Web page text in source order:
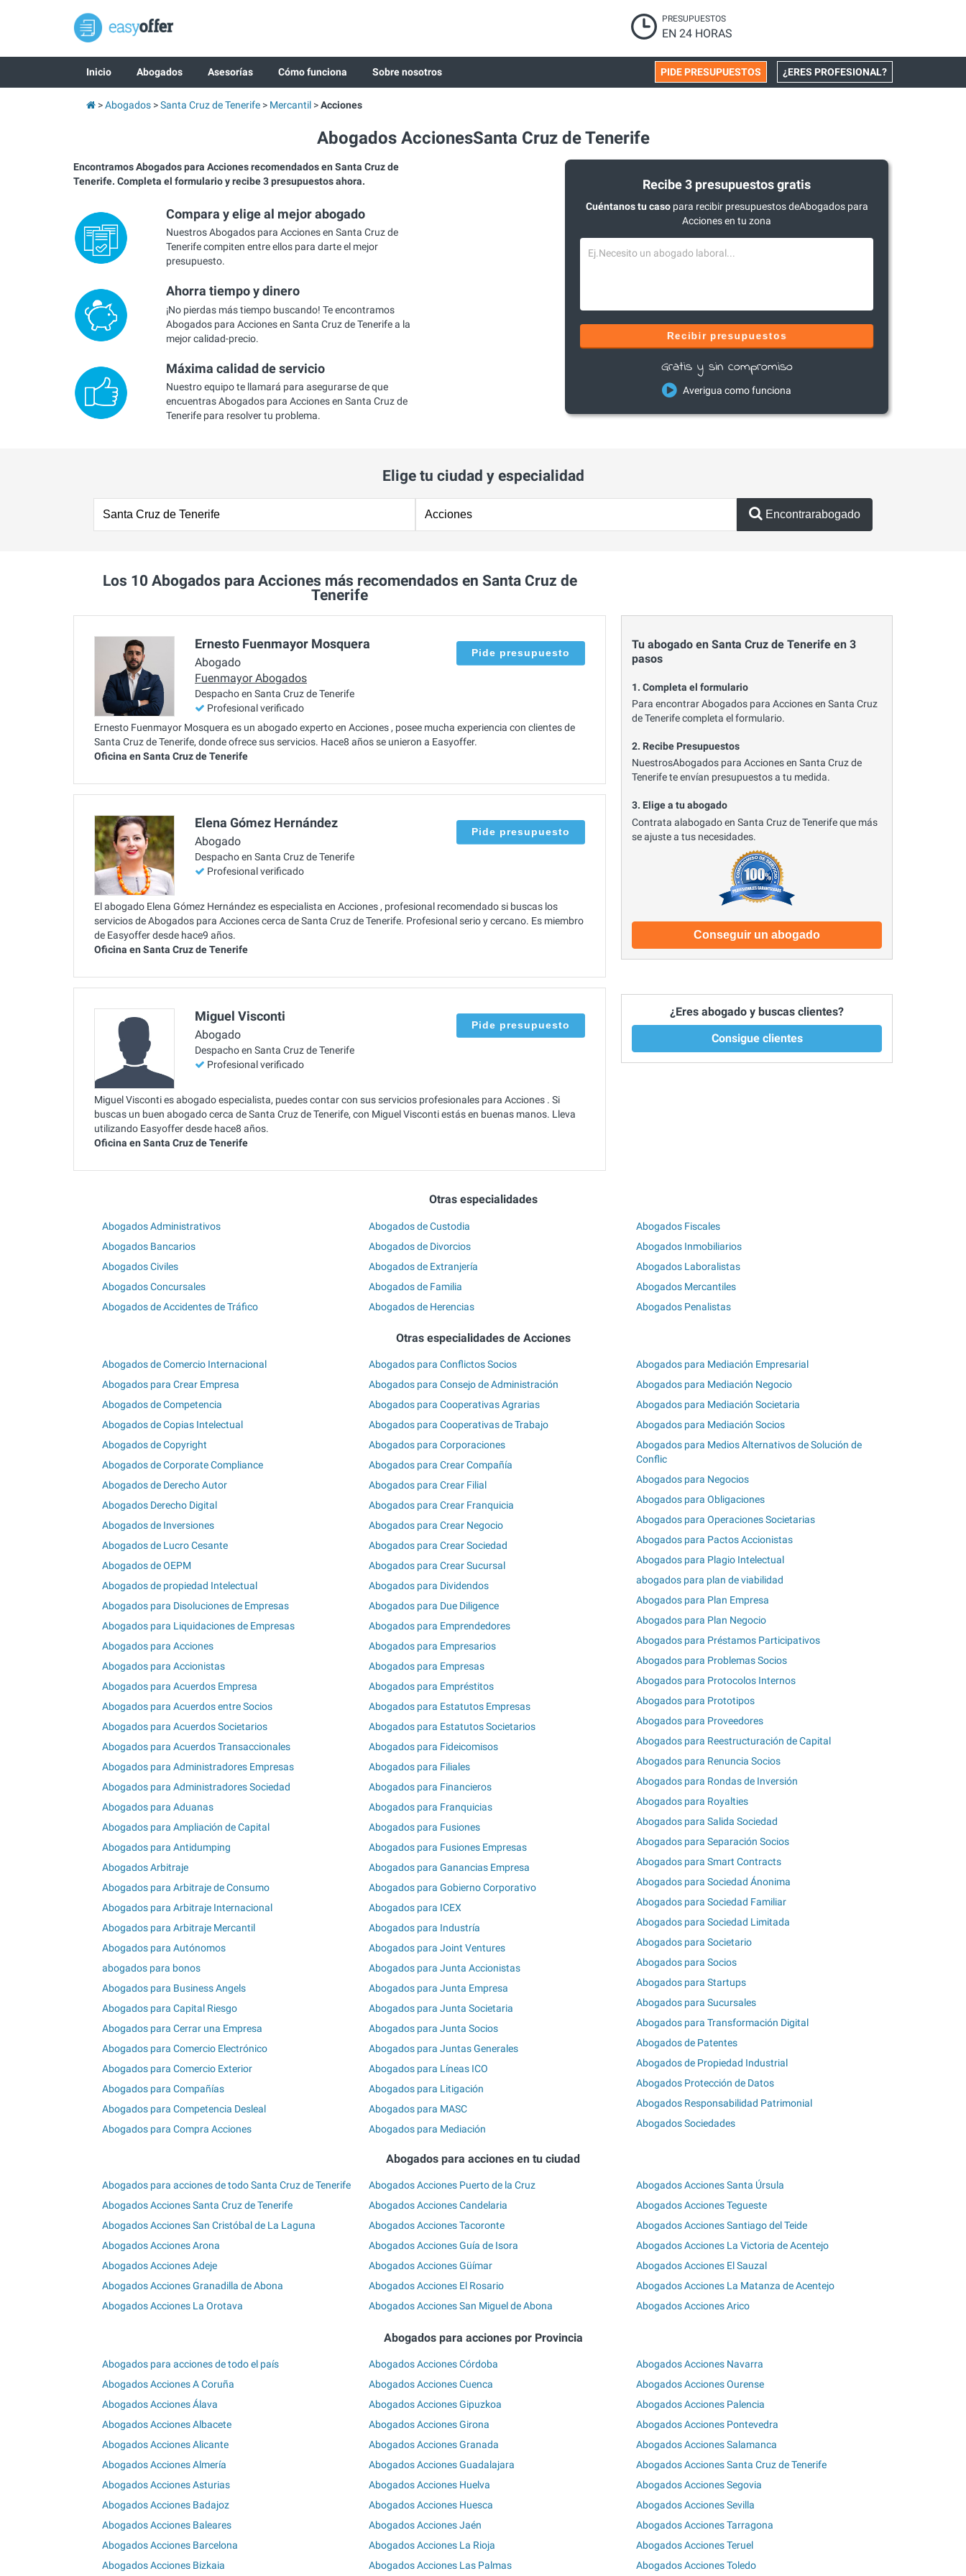
PRESUPUESTOS
EN 24 HORAS
Inicio Abogados Asesorías Cómo funciona Sobre nosotros ¿ERES PROFESIONAL?
PIDE PRESUPUESTOS
Abogados Santa Cruz de Tenerife Mercantil Acciones
Abogados AccionesSanta Cruz de Tenerife
Encontramos Abogados para Acciones recomendados en Santa Cruz de
Tenerife. Completa el formulario y recibe 3 presupuestos ahora.
Compara y elige al mejor abogado
Nuestros Abogados para Acciones en Santa Cruz de
Tenerife compiten entre ellos para darte el mejor
presupuesto.
Ahorra tiempo y dinero
¡No pierdas más tiempo buscando! Te encontramos
Abogados para Acciones en Santa Cruz de Tenerife a la
mejor calidad-precio.
Máxima calidad de servicio
Nuestro equipo te llamará para asegurarse de que
encuentras Abogados para Acciones en Santa Cruz de
Tenerife para resolver tu problema.
Recibe 3 presupuestos gratis
Cuéntanos tu casopara recibir presupuestos deAbogados para
Acciones en tu zona
Recibir presupuestos
Gratis y sin compromiso
Averigua como funciona
Elige tu ciudad y especialidad
Encontrarabogado
Los 10 Abogados para Acciones más recomendados en Santa Cruz de
Tenerife
Ernesto Fuenmayor Mosquera
Abogado
Fuenmayor Abogados
Despacho en Santa Cruz de Tenerife
Profesional verificado
Pide presupuesto
Ernesto Fuenmayor Mosquera es un abogado experto en Acciones , posee mucha experiencia con clientes de
Santa Cruz de Tenerife, donde ofrece sus servicios. Hace8 años se unieron a Easyoffer.
Oficina en Santa Cruz de Tenerife
Elena Gómez Hernández
Abogado
Despacho en Santa Cruz de Tenerife
Profesional verificado
Pide presupuesto
El abogado Elena Gómez Hernández es especialista en Acciones , profesional recomendado si buscas los
servicios de Abogados para Acciones cerca de Santa Cruz de Tenerife. Profesional serio y cercano. Es miembro
de Easyoffer desde hace9 años.
Oficina en Santa Cruz de Tenerife
Miguel Visconti
Abogado
Despacho en Santa Cruz de Tenerife
Profesional verificado
Pide presupuesto
Miguel Visconti es abogado especialista, puedes contar con sus servicios profesionales para Acciones . Si
buscas un buen abogado cerca de Santa Cruz de Tenerife, con Miguel Visconti estás en buenas manos. Lleva
utilizando Easyoffer desde hace8 años.
Oficina en Santa Cruz de Tenerife
Tu abogado en Santa Cruz de Tenerife en 3
pasos
1. Completa el formulario
Para encontrar Abogados para Acciones en Santa Cruz
de Tenerife completa el formulario.
2. Recibe Presupuestos
NuestrosAbogados para Acciones en Santa Cruz de
Tenerife te envían presupuestos a tu medida.
3. Elige a tu abogado
Contrata alabogado en Santa Cruz de Tenerife que más
se ajuste a tus necesidades.
Conseguir un abogado
¿Eres abogado y buscas clientes?
Consigue clientes
Otras especialidades
Abogados Administrativos
Abogados Bancarios
Abogados Civiles
Abogados Concursales
Abogados de Accidentes de Tráfico
Abogados de Custodia
Abogados de Divorcios
Abogados de Extranjería
Abogados de Familia
Abogados de Herencias
Abogados Fiscales
Abogados Inmobiliarios
Abogados Laboralistas
Abogados Mercantiles
Abogados Penalistas
Otras especialidades de Acciones
Abogados de Comercio Internacional
Abogados para Crear Empresa
Abogados de Competencia
Abogados de Copias Intelectual
Abogados de Copyright
Abogados de Corporate Compliance
Abogados de Derecho Autor
Abogados Derecho Digital
Abogados de Inversiones
Abogados de Lucro Cesante
Abogados de OEPM
Abogados de propiedad Intelectual
Abogados para Disoluciones de Empresas
Abogados para Liquidaciones de Empresas
Abogados para Acciones
Abogados para Accionistas
Abogados para Acuerdos Empresa
Abogados para Acuerdos entre Socios
Abogados para Acuerdos Societarios
Abogados para Acuerdos Transaccionales
Abogados para Administradores Empresas
Abogados para Administradores Sociedad
Abogados para Aduanas
Abogados para Ampliación de Capital
Abogados para Antidumping
Abogados Arbitraje
Abogados para Arbitraje de Consumo
Abogados para Arbitraje Internacional
Abogados para Arbitraje Mercantil
Abogados para Autónomos
abogados para bonos
Abogados para Business Angels
Abogados para Capital Riesgo
Abogados para Cerrar una Empresa
Abogados para Comercio Electrónico
Abogados para Comercio Exterior
Abogados para Compañías
Abogados para Competencia Desleal
Abogados para Compra Acciones
Abogados para Conflictos Socios
Abogados para Consejo de Administración
Abogados para Cooperativas Agrarias
Abogados para Cooperativas de Trabajo
Abogados para Corporaciones
Abogados para Crear Compañía
Abogados para Crear Filial
Abogados para Crear Franquicia
Abogados para Crear Negocio
Abogados para Crear Sociedad
Abogados para Crear Sucursal
Abogados para Dividendos
Abogados para Due Diligence
Abogados para Emprendedores
Abogados para Empresarios
Abogados para Empresas
Abogados para Empréstitos
Abogados para Estatutos Empresas
Abogados para Estatutos Societarios
Abogados para Fideicomisos
Abogados para Filiales
Abogados para Financieros
Abogados para Franquicias
Abogados para Fusiones
Abogados para Fusiones Empresas
Abogados para Ganancias Empresa
Abogados para Gobierno Corporativo
Abogados para ICEX
Abogados para Industría
Abogados para Joint Ventures
Abogados para Junta Accionistas
Abogados para Junta Empresa
Abogados para Junta Societaria
Abogados para Junta Socios
Abogados para Juntas Generales
Abogados para Líneas ICO
Abogados para Litigación
Abogados para MASC
Abogados para Mediación
Abogados para Mediación Empresarial
Abogados para Mediación Negocio
Abogados para Mediación Societaria
Abogados para Mediación Socios
Abogados para Medios Alternativos de Solución de
Conflic
Abogados para Negocios
Abogados para Obligaciones
Abogados para Operaciones Societarias
Abogados para Pactos Accionistas
Abogados para Plagio Intelectual
abogados para plan de viabilidad
Abogados para Plan Empresa
Abogados para Plan Negocio
Abogados para Préstamos Participativos
Abogados para Problemas Socios
Abogados para Protocolos Internos
Abogados para Prototipos
Abogados para Proveedores
Abogados para Reestructuración de Capital
Abogados para Renuncia Socios
Abogados para Rondas de Inversión
Abogados para Royalties
Abogados para Salida Sociedad
Abogados para Separación Socios
Abogados para Smart Contracts
Abogados para Sociedad Ánonima
Abogados para Sociedad Familiar
Abogados para Sociedad Limitada
Abogados para Societario
Abogados para Socios
Abogados para Startups
Abogados para Sucursales
Abogados para Transformación Digital
Abogados de Patentes
Abogados de Propiedad Industrial
Abogados Protección de Datos
Abogados Responsabilidad Patrimonial
Abogados Sociedades
Abogados para acciones en tu ciudad
Abogados para acciones de todo Santa Cruz de Tenerife
Abogados Acciones Santa Cruz de Tenerife
Abogados Acciones San Cristóbal de La Laguna
Abogados Acciones Arona
Abogados Acciones Adeje
Abogados Acciones Granadilla de Abona
Abogados Acciones La Orotava
Abogados Acciones Puerto de la Cruz
Abogados Acciones Candelaria
Abogados Acciones Tacoronte
Abogados Acciones Guía de Isora
Abogados Acciones Güímar
Abogados Acciones El Rosario
Abogados Acciones San Miguel de Abona
Abogados Acciones Santa Úrsula
Abogados Acciones Tegueste
Abogados Acciones Santiago del Teide
Abogados Acciones La Victoria de Acentejo
Abogados Acciones El Sauzal
Abogados Acciones La Matanza de Acentejo
Abogados Acciones Arico
Abogados para acciones por Provincia
Abogados para acciones de todo el país
Abogados Acciones A Coruña
Abogados Acciones Álava
Abogados Acciones Albacete
Abogados Acciones Alicante
Abogados Acciones Almería
Abogados Acciones Asturias
Abogados Acciones Badajoz
Abogados Acciones Baleares
Abogados Acciones Barcelona
Abogados Acciones Bizkaia
Abogados Acciones Córdoba
Abogados Acciones Cuenca
Abogados Acciones Gipuzkoa
Abogados Acciones Girona
Abogados Acciones Granada
Abogados Acciones Guadalajara
Abogados Acciones Huelva
Abogados Acciones Huesca
Abogados Acciones Jaén
Abogados Acciones La Rioja
Abogados Acciones Las Palmas
Abogados Acciones Navarra
Abogados Acciones Ourense
Abogados Acciones Palencia
Abogados Acciones Pontevedra
Abogados Acciones Salamanca
Abogados Acciones Santa Cruz de Tenerife
Abogados Acciones Segovia
Abogados Acciones Sevilla
Abogados Acciones Tarragona
Abogados Acciones Teruel
Abogados Acciones Toledo